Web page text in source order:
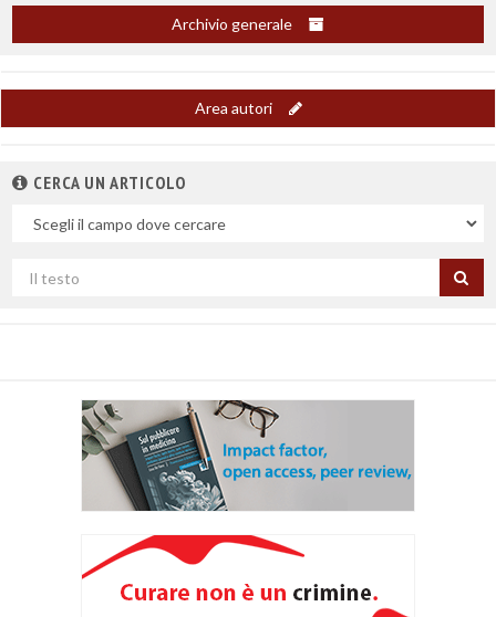
Archivio generale
Area autori
CERCA UN ARTICOLO
campo
per